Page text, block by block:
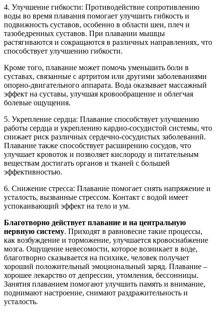
4. Улучшение гибкости: Противодействие сопротивлению
воды во время плавания помогает улучшить гибкость и
подвижность суставов, особенно в области шеи, плеч и
тазобедренных суставов. При плавании мышцы
растягиваются и сокращаются в различных направлениях, что
способствует улучшению гибкости.
Кроме того, плавание может помочь уменьшить боли в
суставах, связанные с артритом или другими заболеваниями
опорно-двигательного аппарата. Вода оказывает массажный
эффект на суставы, улучшая кровообращение и облегчая
болевые ощущения.
5. Укрепление сердца: Плавание способствует улучшению
работы сердца и укреплению кардио-сосудистой системы, что
снижает риск различных сердечно-сосудистых заболеваний.
Плавание также способствует расширению сосудов, что
улучшает кровоток и позволяет кислороду и питательным
веществам достигать органов и тканей с большей
эффективностью.
6. Снижение стресса: Плавание помогает снять напряжение и
усталость, вызванные стрессом. Контакт с водой имеет
успокаивающий эффект на тело и ум.
Благотворно действует плавание и на центральную
нервную систему. Приходят в равновесие такие процессы,
как возбуждение и торможение, улучшается кровоснабжение
мозга. Ощущение невесомости, которое возникает в воде,
благотворно сказывается на психике, человек получает
хороший положительный эмоциональный заряд. Плавание –
хорошее лекарство от депрессии, утомления, бессонницы.
Занятия плаванием помогают улучшить память и внимание,
поднимают настроение, снимают раздражительность и
усталость.